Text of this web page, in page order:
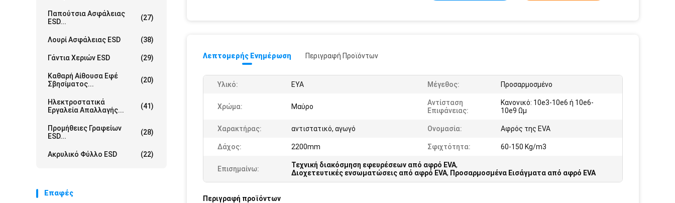
Παπούτσια Ασφάλειας
ESD...
(27)
Λουρί Ασφάλειας ESD (38)
Γάντια Χεριών ESD (29)
Καθαρή Αίθουσα Εφέ
Σβησίματος...
(20)
Ηλεκτροστατικά
Εργαλεία Απαλλαγής...
(41)
Προμήθειες Γραφείων
ESD...
(28)
Ακρυλικό Φύλλο ESD (22)
Επαφές
Λεπτομερής Ενημέρωση Περιγραφή Προϊόντων
Υλικό: ΕΥΑ Μέγεθος: Προσαρμοσμένο
Χρώμα: Μαύρο
Αντίσταση
Επιφάνειας:
Κανονικό: 10e3-10e6 ή 10e6-
10e9 Ωμ
Χαρακτήρας: αντιστατικό, αγωγό Ονομασία: Αφρός της EVA
Δάχος: 2200mm Σφιχτότητα: 60-150 Kg/m3
Επισημαίνω: Τεχνική διακόσμηση εφευρέσεων από αφρό EVA,
Διοχετευτικές ενσωματώσεις από αφρό EVA, Προσαρμοσμένα Εισάγματα από αφρό EVA
Περιγραφή προϊόντων